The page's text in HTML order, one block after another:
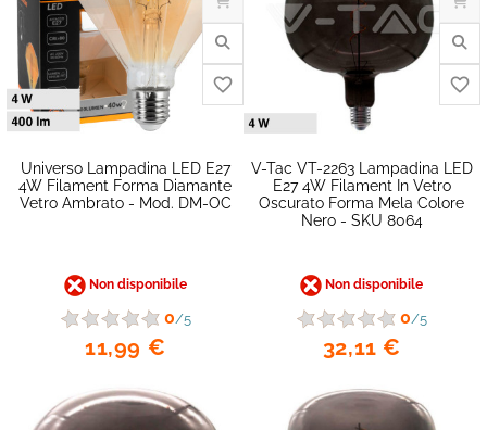
Universo Lampadina LED E27
4W Filament Forma Diamante
Vetro Ambrato - Mod. DM-OC
Non disponibile
0/5
11,99 €
V-Tac VT-2263 Lampadina LED
E27 4W Filament In Vetro
Oscurato Forma Mela Colore
Nero - SKU 8064
Non disponibile
0/5
32,11 €